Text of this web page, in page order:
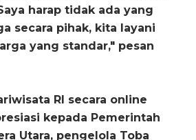
harap tidak ada yang
secara pihak, kita layani
yang standar," pesan
RI secara online
kepada Pemerintah
Utara, pengelola Toba